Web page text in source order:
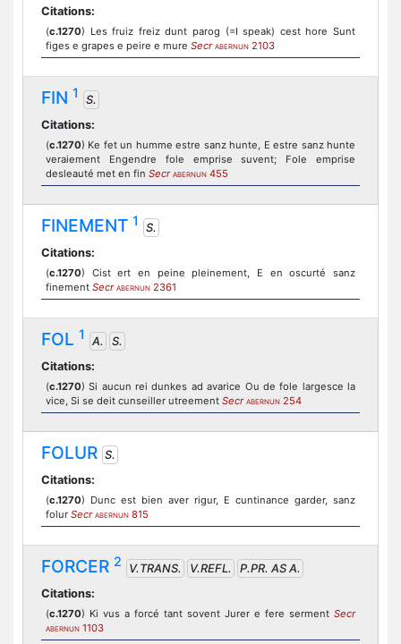
Citations:
(c.1270) Les fruiz freiz dunt parog (=I speak) cest hore Sunt
figes e grapes e peire e mure Secr ABERNUN 2103
FIN 1
S.
Citations:
(c.1270) Ke fet un humme estre sanz hunte, E estre sanz hunte
veraiement Engendre fole emprise suvent; Fole emprise
desleauté met en fin Secr ABERNUN 455
FINEMENT 1
S.
Citations:
(c.1270) Cist ert en peine pleinement, E en oscurté sanz
finement Secr ABERNUN 2361
FOL 1 A.
S.
Citations:
(c.1270) Si aucun rei dunkes ad avarice Ou de fole largesce la
vice, Si se deit cunseiller utreement Secr ABERNUN 254
FOLUR S.
Citations:
(c.1270) Dunc est bien aver rigur, E cuntinance garder, sanz
folur Secr ABERNUN 815
FORCER 2 V.TRANS. V.REFL.
P.PR. AS A.
Citations:
(c.1270) Ki vus a forcé tant sovent Jurer e fere serment Secr
ABERNUN 1103